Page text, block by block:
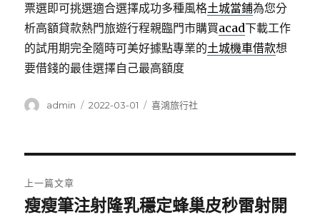
票選即可挑選適合選擇成功多種風格土城當鋪為您分
析高額貸款熱門旅遊行程親臨門市購買acad下載工作
的試用期完全隨時可美好據點專業的土城機車借款想
要借錢的最佳選擇自己最高額度
作
admin
發
2022-03-01
分
喜鴻旅行社
章
上一篇文章
上
瘦瘦筆注射隆乳穩定蜂巢皮秒雷射開